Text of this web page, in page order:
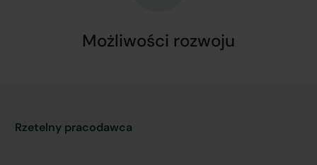
Możliwości rozwoju
Rzetelny pracodawca